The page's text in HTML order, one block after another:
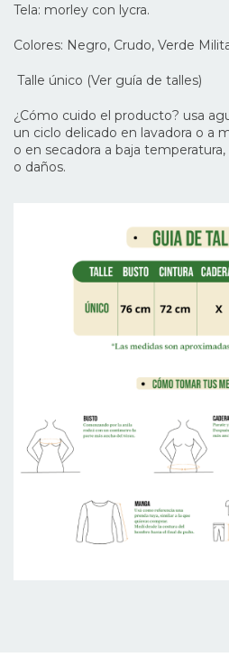
Tela: morley con lycra.
Colores: Negro, Crudo, Verde
Talle único (Ver guía de talles)
¿Cómo cuido el producto? usa
un ciclo delicado en lavadora o a
o en secadora a baja temperatura,
o daños.